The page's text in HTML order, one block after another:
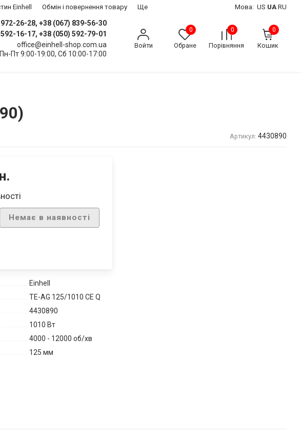
Einhell ​Обмін і повернення товару Ще Мова: US UA RU
26-28, +38 (067) 839-56-30
16-17, +38 (050) 592-79-01
office@einhell-shop.com.ua
Пн-Пт 9:00-19:00, Сб 10:00-17:00
Войти
0
Обране
0
Порівняння
0
Кошик
Артикул: 4430890
Немає в наявності
Einhell
TE-AG 125/1010 CE Q
4430890
1010 Вт
4000 - 12000 об/хв
125 мм